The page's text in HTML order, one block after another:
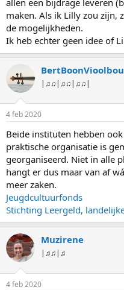
maken. Als ik Lilly zou zijn,
de mogelijkheden.
Ik heb echter geen idee of
|♫♫|♫♫|♫♫|
4 feb 2020
Beide instituten hebben
praktische organisatie is
georganiseerd. Niet in alle
hangt er dus maar van af
meer zaken.
Jeugdcultuurfonds
Stichting Leergeld,
Muzirene
|♫♫|♫
4 feb 2020